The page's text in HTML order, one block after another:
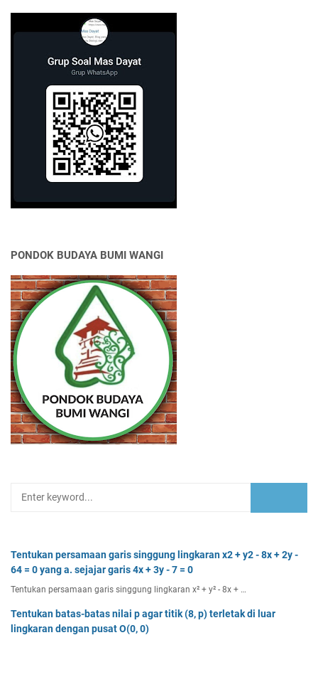
PONDOK BUDAYA BUMI WANGI
Tentukan persamaan garis singgung lingkaran x2 + y2 - 8x + 2y -
64 = 0 yang a. sejajar garis 4x + 3y - 7 = 0
Tentukan persamaan garis singgung lingkaran x² + y² - 8x + …
Tentukan batas-batas nilai p agar titik (8, p) terletak di luar
lingkaran dengan pusat O(0, 0)